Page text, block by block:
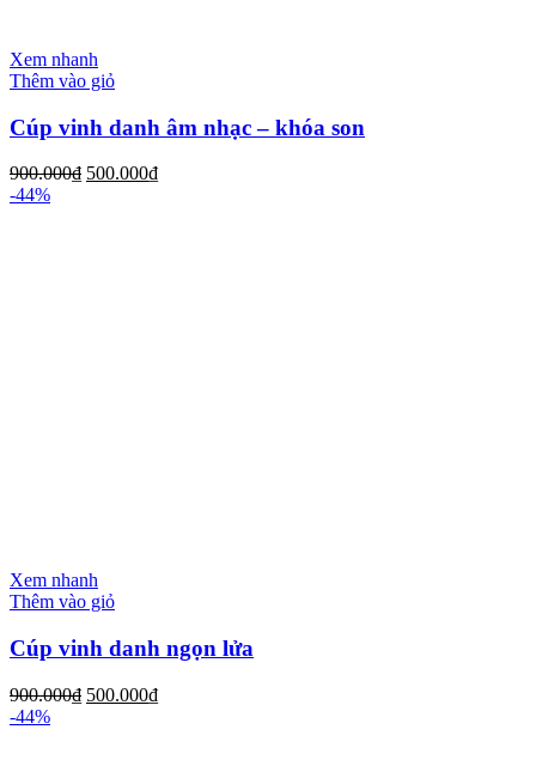
Xem nhanh
Thêm vào giỏ
Cúp vinh danh âm nhạc – khóa son
900.000₫ 500.000₫
-44%
Xem nhanh
Thêm vào giỏ
Cúp vinh danh ngọn lửa
900.000₫ 500.000₫
-44%